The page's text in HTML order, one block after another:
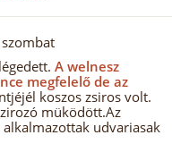
A welnesz
megfelelő de az
koszos zsiros volt.
müködött.Az
udvariasak